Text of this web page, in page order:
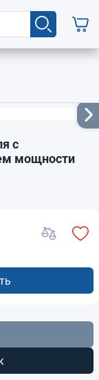
с
мощности